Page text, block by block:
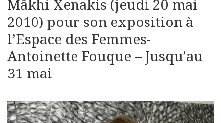
Mâkhi Xenakis (jeudi 20 mai
2010) pour son exposition à
l’Espace des Femmes-
Antoinette Fouque – Jusqu’au
31 mai